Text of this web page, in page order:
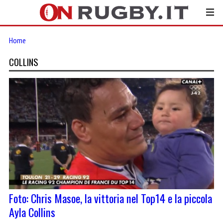
Home
COLLINS
Foto: Chris Masoe, la vittoria nel Top14 e la piccola
Ayla Collins